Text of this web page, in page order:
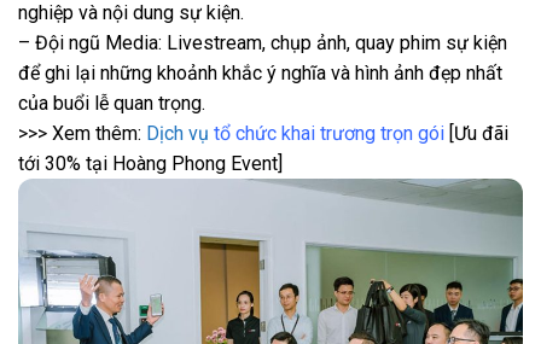
nghiệp và nội dung sự kiện.
– Đội ngũ Media: Livestream, chụp ảnh, quay phim sự kiện
để ghi lại những khoảnh khắc ý nghĩa và hình ảnh đẹp nhất
của buổi lễ quan trọng.
>>> Xem thêm: Dịch vụ tổ chức khai trương trọn gói [Ưu đãi
tới 30% tại Hoàng Phong Event]